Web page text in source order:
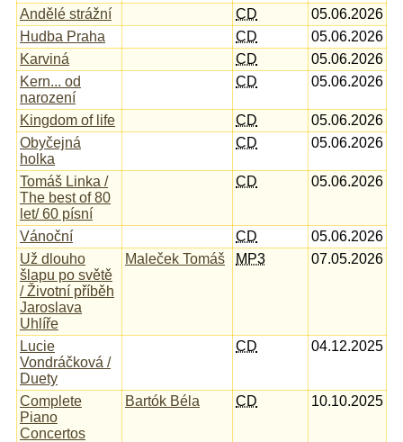
Andělé strážní CD
05.06.2026
Hudba Praha
CD
05.06.2026
Karviná
CD
05.06.2026
Kern... od
narození
CD 05.06.2026
Kingdom of life CD
05.06.2026
Obyčejná
holka
CD 05.06.2026
Tomáš Linka /
The best of 80
let/ 60 písní
CD 05.06.2026
Vánoční CD
05.06.2026
Už dlouho
šlapu po světě
/ Životní příběh
Jaroslava
Uhlíře
Maleček Tomáš MP3 07.05.2026
Lucie
Vondráčková /
Duety
CD 04.12.2025
Complete
Piano
Concertos
Bartók Béla CD 10.10.2025